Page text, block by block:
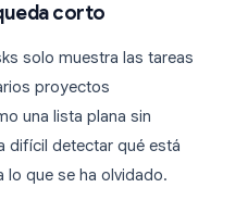
corto
solo muestra las tareas
proyectos
una lista plana sin
difícil detectar qué está
lo que se ha olvidado.